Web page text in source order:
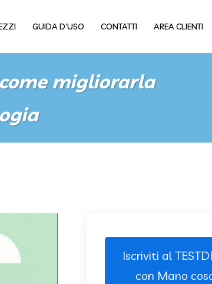
GUIDA D’USO CONTATTI AREA CLIENTI
migliorarla
Iscriviti al
con Mano